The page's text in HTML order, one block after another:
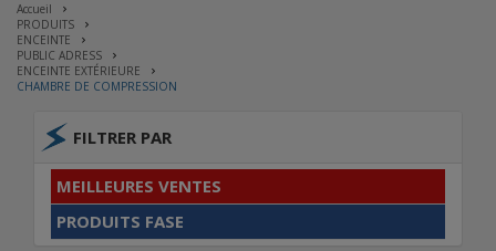
Accueil
PRODUITS
ENCEINTE
PUBLIC ADRESS
ENCEINTE EXTÉRIEURE
CHAMBRE DE COMPRESSION
FILTRER PAR
MEILLEURES VENTES
PRODUITS FASE